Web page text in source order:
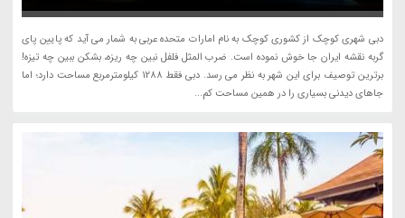
دبی شهری کوچک از کشوری کوچک به نام امارات متحده عربی به شمار می آید که پایین پای
گربه نقشه ایران جا خوش نموده است. ضرب المثل فلفل نبین چه ریزه، بشکن ببین چه تیزه!
برترین توصیف برای این شهر به نظر می رسد. دبی فقط 1288 کیلومترمربع مساحت دارد؛ اما
جاهای دیدنی بسیاری را در همین مساحت کم...